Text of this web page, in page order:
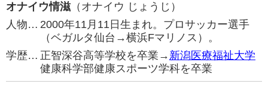
オナイウ情滋（オナイウ じょうじ）
人物… 2000年11月11日生まれ。プロサッカー選手
（ベガルタ仙台→横浜Fマリノス）。
学歴… 正智深谷高等学校を卒業→ 新潟医療福祉大学
健康科学部健康スポーツ学科を卒業